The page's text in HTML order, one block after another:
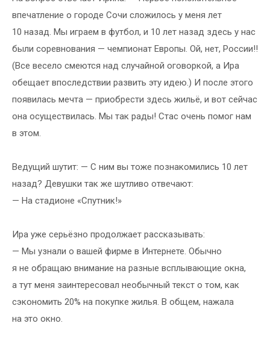
впечатление о городе Сочи сложилось у меня лет
10 назад. Мы играем в футбол, и 10 лет назад здесь у нас
были соревнования — чемпионат Европы. Ой, нет, России!!
(Все весело смеются над случайной оговоркой, а Ира
обещает впоследствии развить эту идею.) И после этого
появилась мечта — приобрести здесь жильё, и вот сейчас
она осуществилась. Мы так рады! Стас очень помог нам
в этом.
Ведущий шутит: — С ним вы тоже познакомились 10 лет
назад? Девушки так же шутливо отвечают:
— На стадионе «Спутник!»
Ира уже серьёзно продолжает рассказывать:
— Мы узнали о вашей фирме в Интернете. Обычно
я не обращаю внимание на разные всплывающие окна,
а тут меня заинтересовал необычный текст о том, как
сэкономить 20% на покупке жилья. В общем, нажала
на это окно.